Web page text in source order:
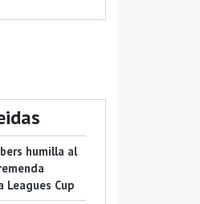
humilla al
Leagues Cup